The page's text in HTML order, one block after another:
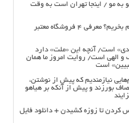
به مو / اینجا تهران است به وقت
از کجا اکانت اسپاتیفای پرمیوم بخریم؟ معرفی ۴ فروشگاه معتبر
است/ آنچه این «ملت» دارد
و الهی است/ روایت امروز ما همان
است
نیازمندیم که پیش از نوشتن،
بورزند و پیش از آنکه بر هیاهو
کردن تا زوزه کشیدن + دانلود فایل